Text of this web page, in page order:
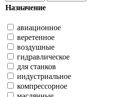
Назначение
авиационное
веретенное
воздушные
гидравлическое
для станков
индустриальное
компрессорное